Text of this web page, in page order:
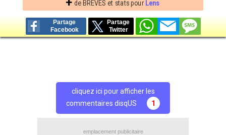
de BREVES et stats pour Lens
Partage
Facebook
Partage
Twitter
cliquez ici pour afficher les
commentaires disqUS
1
emplacement publicitaire